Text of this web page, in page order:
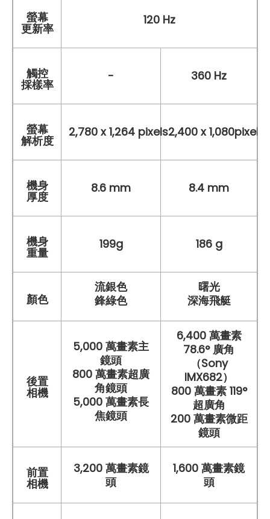
螢幕
更新率
120 Hz
觸控
採樣率
- 360 Hz
螢幕
解析度
2,780 x 1,264 pixels2,400 x 1,080pixels
機身
厚度
8.6 mm 8.4 mm
機身
重量
199g 186 g
顏色
流銀色
鋒綠色
曙光
深海飛艇
後置
相機
5,000 萬畫素主
鏡頭
800 萬畫素超廣
角鏡頭
5,000 萬畫素長
焦鏡頭
6,400 萬畫素
78.6° 廣角
（Sony
IMX682）
800 萬畫素 119°
超廣角
200 萬畫素微距
鏡頭
前置
相機
3,200 萬畫素鏡
頭
1,600 萬畫素鏡
頭